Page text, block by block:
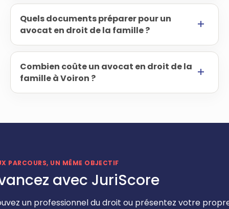
Quels documents préparer pour un
avocat en droit de la famille ?
Combien coûte un avocat en droit de la
famille à Voiron ?
PARCOURS, UN MÊME OBJECTIF
avec JuriScore
un professionnel du droit ou présentez votre